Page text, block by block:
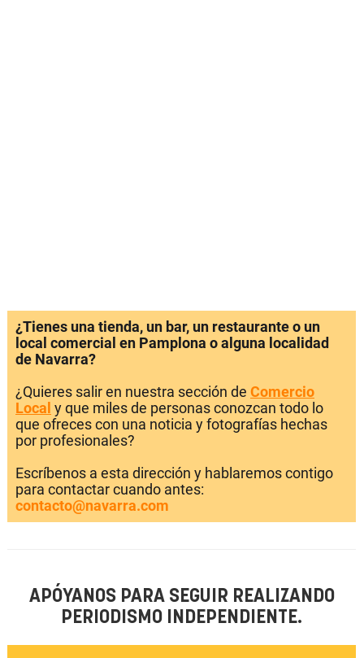
¿Tienes una tienda, un bar, un restaurante o un
local comercial en Pamplona o alguna localidad
de Navarra?
¿Quieres salir en nuestra sección de Comercio
Local y que miles de personas conozcan todo lo
que ofreces con una noticia y fotografías hechas
por profesionales?
Escríbenos a esta dirección y hablaremos contigo
para contactar cuando antes:
contacto@navarra.com
APÓYANOS PARA SEGUIR REALIZANDO
PERIODISMO INDEPENDIENTE.